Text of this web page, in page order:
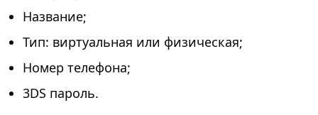
Название;
Тип: виртуальная или физическая;
Номер телефона;
3DS пароль.